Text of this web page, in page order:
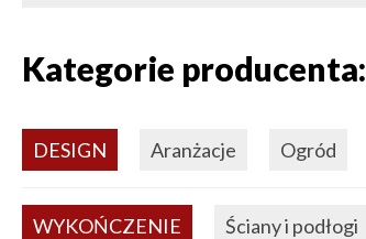
Kategorie
DESIGN Aranżacje Ogród
WYKOŃCZENIE Ściany i podłogi